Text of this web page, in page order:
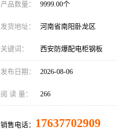
产品数量： 9999.00个
发货地址： 河南省南阳卧龙区
关键词： 西安防爆配电柜钢板
发布日期： 2026-08-06
阅 读 量： 266
销售电话： 17637702909